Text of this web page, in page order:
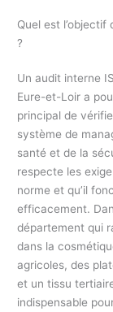
Quel est
?
Un audit interne
Eure-et-Loir a
principal de
système de
santé et de la
respecte les
norme et qu’il
efficacement.
département qui
dans la
agricoles, des
et un tissu
indispensable